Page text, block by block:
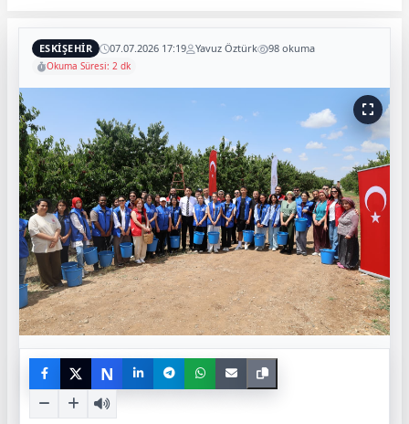
ESKİŞEHİR 07.07.2026 17:19 Yavuz Öztürk 98 okuma
Okuma Süresi: 2 dk
N